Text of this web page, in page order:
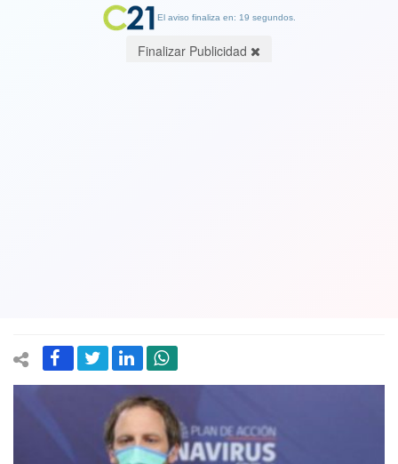
El aviso finaliza en: 19 segundos.
Finalizar Publicidad